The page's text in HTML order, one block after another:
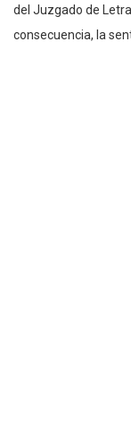
del Juzgado de
consecuencia, la